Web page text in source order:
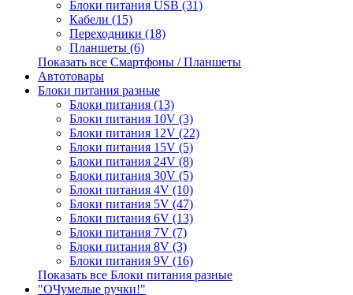
Блоки питания USB (31)
Кабели (15)
Переходники (18)
Планшеты (6)
Показать все Смартфоны / Планшеты
Автотовары
Блоки питания разные
Блоки питания (13)
Блоки питания 10V (3)
Блоки питания 12V (22)
Блоки питания 15V (5)
Блоки питания 24V (8)
Блоки питания 30V (5)
Блоки питания 4V (10)
Блоки питания 5V (47)
Блоки питания 6V (13)
Блоки питания 7V (7)
Блоки питания 8V (3)
Блоки питания 9V (16)
Показать все Блоки питания разные
"ОЧумелые ручки!"